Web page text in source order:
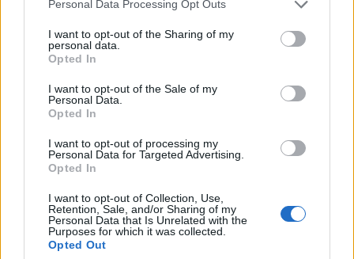
Personal Data Processing Opt Outs
I want to opt-out of the Sharing of my
personal data.
Opted In
I want to opt-out of the Sale of my
Personal Data.
Opted In
I want to opt-out of processing my
Personal Data for Targeted Advertising.
Opted In
I want to opt-out of Collection, Use,
Retention, Sale, and/or Sharing of my
Personal Data that Is Unrelated with the
Purposes for which it was collected.
Opted Out
Andamento FantaValore di Mercato